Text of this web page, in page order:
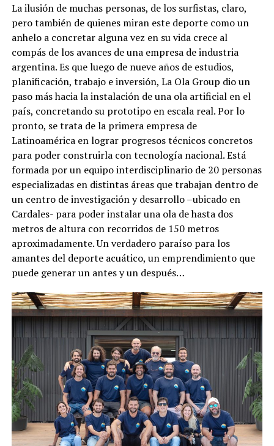
La ilusión de muchas personas, de los surfistas, claro,
pero también de quienes miran este deporte como un
anhelo a concretar alguna vez en su vida crece al
compás de los avances de una empresa de industria
argentina. Es que luego de nueve años de estudios,
planificación, trabajo e inversión, La Ola Group dio un
paso más hacia la instalación de una ola artificial en el
país, concretando su prototipo en escala real. Por lo
pronto, se trata de la primera empresa de
Latinoamérica en lograr progresos técnicos concretos
para poder construirla con tecnología nacional. Está
formada por un equipo interdisciplinario de 20 personas
especializadas en distintas áreas que trabajan dentro de
un centro de investigación y desarrollo –ubicado en
Cardales- para poder instalar una ola de hasta dos
metros de altura con recorridos de 150 metros
aproximadamente. Un verdadero paraíso para los
amantes del deporte acuático, un emprendimiento que
puede generar un antes y un después…